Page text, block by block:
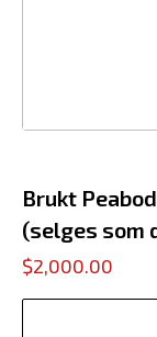
Brukt
(selges som
$2,000.00